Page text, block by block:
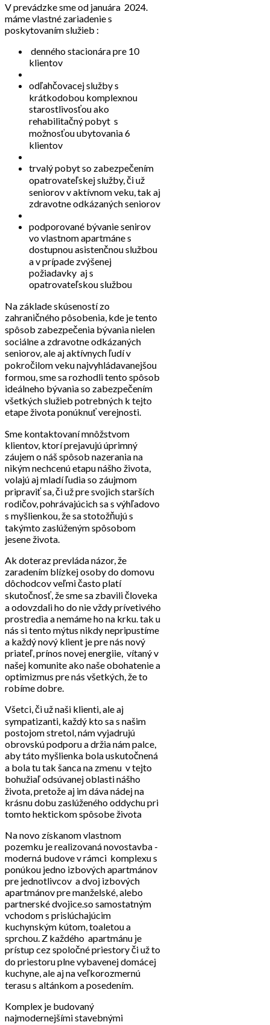
V prevádzke sme od januára 2024.
máme vlastné zariadenie s
poskytovaním služieb :
denného stacionára pre 10
klientov
odľahčovacej služby s
krátkodobou komplexnou
starostlivosťou ako
rehabilitačný pobyt s
možnosťou ubytovania 6
klientov
trvalý pobyt so zabezpečením
opatrovateľskej služby, či už
seniorov v aktívnom veku, tak aj
zdravotne odkázaných seniorov
podporované bývanie senirov
vo vlastnom apartmáne s
dostupnou asistenčnou službou
a v prípade zvýšenej
požiadavky aj s
opatrovateľskou službou
Na základe skúseností zo
zahraničného pôsobenia, kde je tento
spôsob zabezpečenia bývania nielen
sociálne a zdravotne odkázaných
seniorov, ale aj aktívnych ľudí v
pokročilom veku najvyhládavanejšou
formou, sme sa rozhodli tento spôsob
ideálneho bývania so zabezpečením
všetkých služieb potrebných k tejto
etape života ponúknuť verejnosti.
Sme kontaktovaní mnôžstvom
klientov, ktorí prejavujú úprimný
záujem o náš spôsob nazerania na
nikým nechcenú etapu nášho života,
volajú aj mladí ľudia so záujmom
pripraviť sa, či už pre svojich starších
rodičov, pohrávajúcich sa s výhľadovo
s myšlienkou, že sa stotožňujú s
takýmto zaslúženým spôsobom
jesene života.
Ak doteraz prevláda názor, že
zaradením blízkej osoby do domovu
dôchodcov veľmi často platí
skutočnosť, že sme sa zbavili človeka
a odovzdali ho do nie vždy prívetivého
prostredia a nemáme ho na krku. tak u
nás si tento mýtus nikdy nepripustíme
a každý nový klient je pre nás nový
priateľ, prínos novej energiie, vítaný v
našej komunite ako naše obohatenie a
optimizmus pre nás všetkých, že to
robíme dobre.
Všetci, či už naši klienti, ale aj
sympatizanti, každý kto sa s našim
postojom stretol, nám vyjadrujú
obrovskú podporu a držia nám palce,
aby táto myšlienka bola uskutočnená
a bola tu tak šanca na zmenu v tejto
bohužiaľ odsúvanej oblasti nášho
života, pretože aj im dáva nádej na
krásnu dobu zaslúženého oddychu pri
tomto hektickom spôsobe života
Na novo získanom vlastnom
pozemku je realizovaná novostavba -
moderná budove v rámci komplexu s
ponúkou jedno izbových apartmánov
pre jednotlivcov a dvoj izbových
apartmánov pre manželské, alebo
partnerské dvojice.so samostatným
vchodom s prislúchajúcim
kuchynským kútom, toaletou a
sprchou. Z každého apartmánu je
prístup cez spoločné priestory či už to
do priestoru plne vybavenej domácej
kuchyne, ale aj na veľkorozmernú
terasu s altánkom a posedením.
Komplex je budovaný
najmodernejšími stavebnými